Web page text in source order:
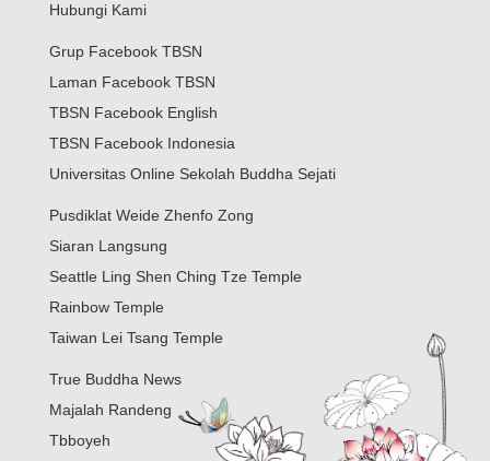
Hubungi Kami
Grup Facebook TBSN
Laman Facebook TBSN
TBSN Facebook English
TBSN Facebook Indonesia
Universitas Online Sekolah Buddha Sejati
Pusdiklat Weide Zhenfo Zong
Siaran Langsung
Seattle Ling Shen Ching Tze Temple
Rainbow Temple
Taiwan Lei Tsang Temple
True Buddha News
Majalah Randeng
Tbboyeh